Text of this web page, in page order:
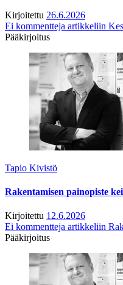
Kirjoitettu 26.6.2026
Ei kommentteja artikkeliin
Pääkirjoitus
Tapio Kivistö
Rakentamisen painopiste
Kirjoitettu 12.6.2026
Ei kommentteja artikkeliin
Pääkirjoitus